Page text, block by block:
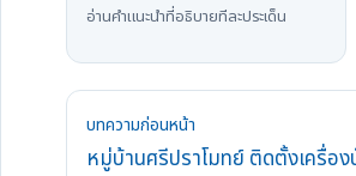
อ่านคำแนะนำที่อธิบายทีละประเด็น
บทความก่อนหน้า
หมู่บ้านศรีปราโมทย์ ติดตั้งเครื่อ